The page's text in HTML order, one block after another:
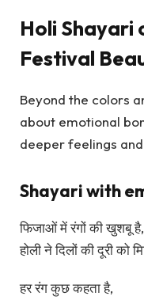
Holi Shayari
Festival
Beyond the colors
about emotional
deeper feelings
Shayari with
फिजाओं में रंगों की खुशबू है,
होली ने दिलों की दूरी को
हर रंग कुछ कहता है,